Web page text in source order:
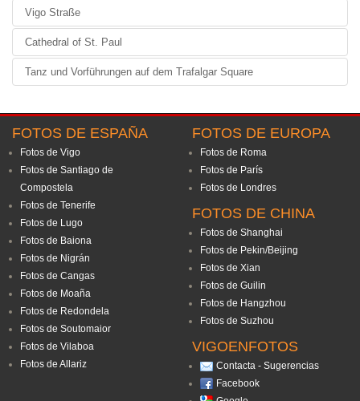
Vigo Straße
Cathedral of St. Paul
Tanz und Vorführungen auf dem Trafalgar Square
FOTOS DE ESPAÑA
Fotos de Vigo
Fotos de Santiago de
Compostela
Fotos de Tenerife
Fotos de Lugo
Fotos de Baiona
Fotos de Nigrán
Fotos de Cangas
Fotos de Moaña
Fotos de Redondela
Fotos de Soutomaior
Fotos de Vilaboa
Fotos de Allariz
FOTOS DE EUROPA
Fotos de Roma
Fotos de París
Fotos de Londres
FOTOS DE CHINA
Fotos de Shanghai
Fotos de Pekin/Beijing
Fotos de Xian
Fotos de Guilin
Fotos de Hangzhou
Fotos de Suzhou
VIGOENFOTOS
Contacta - Sugerencias
Facebook